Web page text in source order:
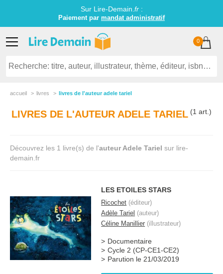
Sur Lire-Demain. fr:
Paiement par mandat administratif
0
accueil livres livres de l'auteur adele tariel
LIVRES DE L'AUTEUR ADELE TARIEL (1 art.)
Découvrez les 1 livre(s) de l'auteur Adele Tariel sur lire-
demain.fr
LES ETOILES STARS
Ricochet (éditeur)
Adèle Tariel (auteur)
Céline Manillier (illustrateur)
Documentaire
Cycle 2 (CP-CE1-CE2)
Parution le 21/03/2019